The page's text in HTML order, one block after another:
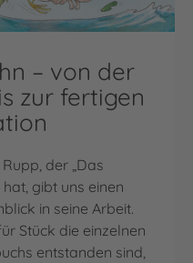
– von der
zur fertigen
der „Das
gibt uns einen
in seine Arbeit.
Stück die einzelnen
entstanden sind,